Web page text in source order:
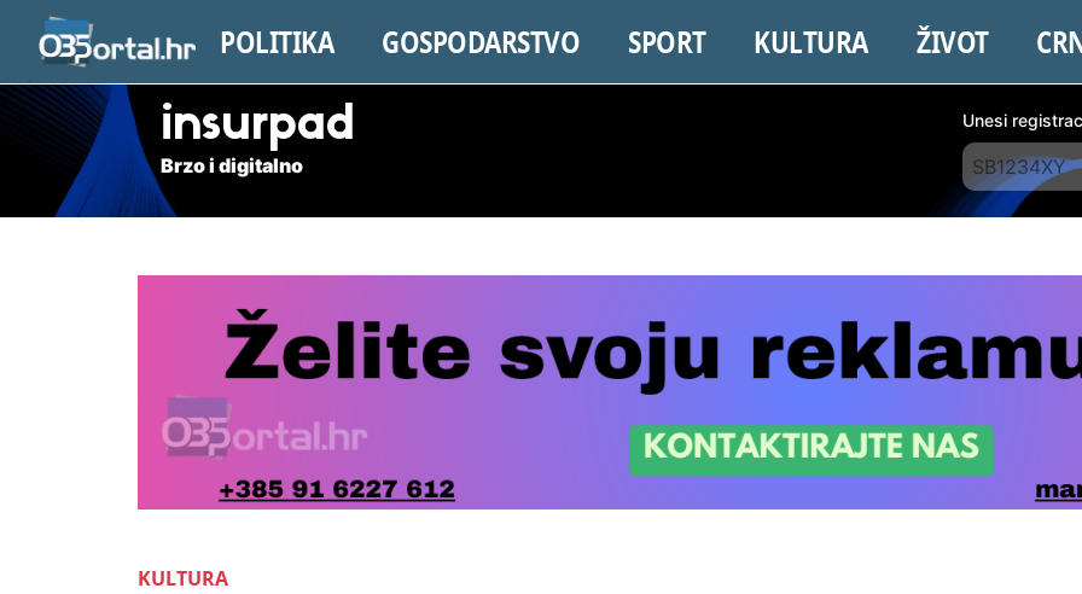
POLITIKA GOSPODARSTVO SPORT KULTURA ŽIVOT
insurpad
Brzo i digitalno
Unesi
KULTURA